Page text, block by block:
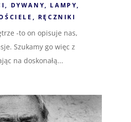
, DYWANY, LAMPY,
, RĘCZNIKI
-to on opisuje nas,
Szukamy go więc z
na doskonałą...